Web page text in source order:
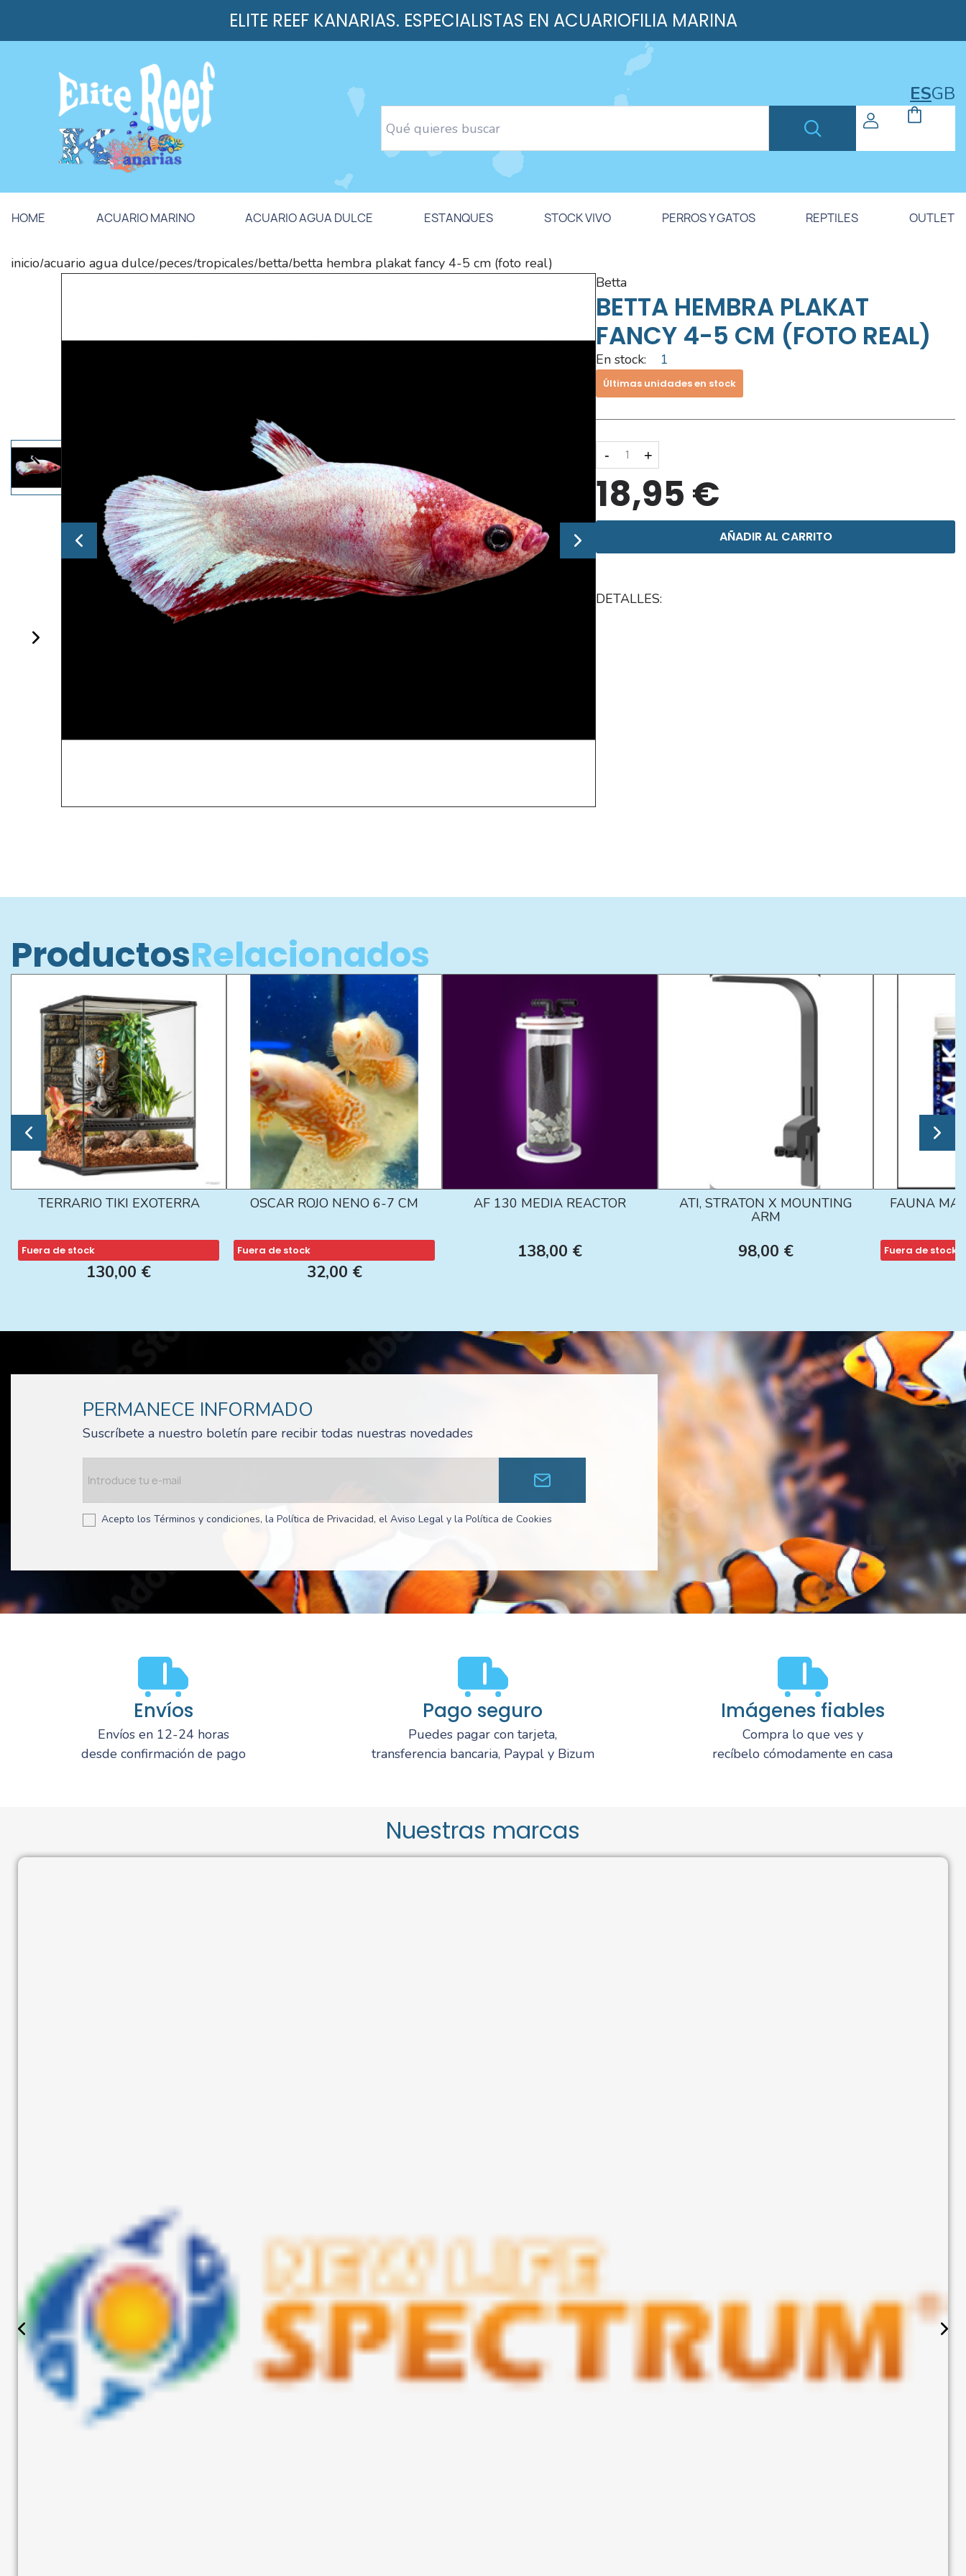
ELITE REEF KANARIAS. ESPECIALISTAS EN ACUARIOFILIA MARINA
ESGB
HOME ACUARIO MARINO ACUARIO AGUA DULCE ESTANQUES STOCK VIVO PERROS Y GATOS REPTILES OUTLET
inicio/acuario agua dulce/peces/tropicales/betta/betta hembra plakat fancy 4-5 cm (foto real)
betta
BETTA HEMBRA PLAKAT
FANCY 4-5 CM (FOTO REAL)
En stock: 1
Últimas unidades en stock
- +
18,95 €
AÑADIR AL CARRITO
DETALLES:
ProductosRelacionados
TERRARIO TIKI EXOTERRA
Fuera de stock
130,00 €
OSCAR ROJO NENO 6-7 CM
Fuera de stock
32,00 €
AF 130 MEDIA REACTOR
138,00 €
ATI, STRATON X MOUNTING
ARM
98,00 €
FAUNA
Fuera de stock
PERMANECE INFORMADO
Suscríbete a nuestro boletín pare recibir todas nuestras novedades
Acepto los Términos y condiciones, la Política de Privacidad, el Aviso Legal y la Política de Cookies
Envíos
Envíos en 12-24 horas
desde confirmación de pago
Pago seguro
Puedes pagar con tarjeta,
transferencia bancaria, Paypal y Bizum
Imágenes fiables
Compra lo que ves y
recíbelo cómodamente en casa
Nuestras marcas